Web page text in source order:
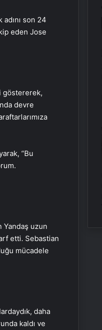
son 24
eden Jose
göstererek,
devre
“Bu
Yandaş uzun
etti. Sebastian
mücadele
daha
kaldı ve